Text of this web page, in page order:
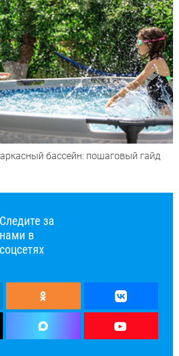
бассейн: пошаговый гайд
Следите за
нами в
соцсетях